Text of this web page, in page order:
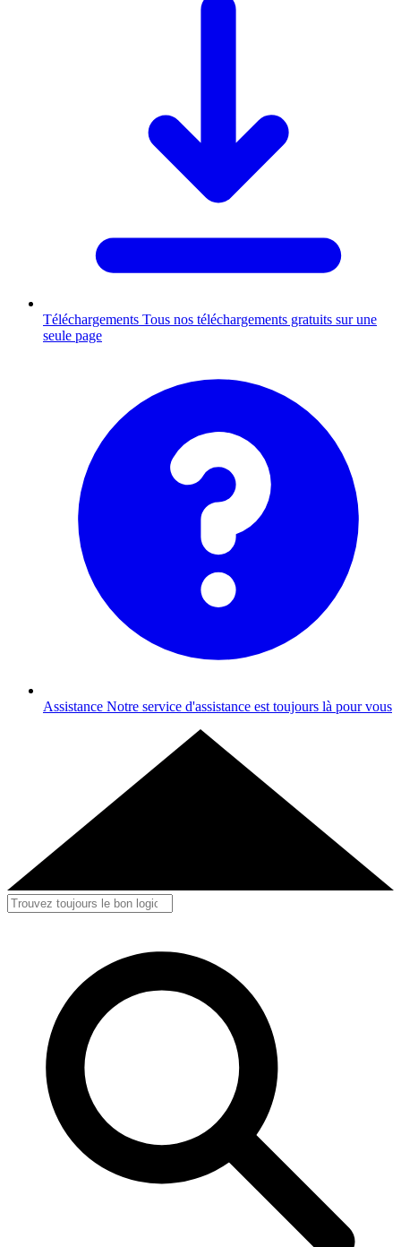
Téléchargements Tous nos téléchargements gratuits sur une
seule page
Assistance Notre service d'assistance est toujours là pour vous